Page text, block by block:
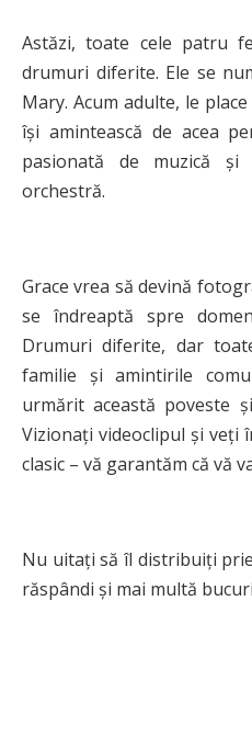
Astăzi, toate cele patru
drumuri diferite. Ele se
Mary. Acum adulte, le
își amintească de acea
pasionată de muzică
orchestră.
Grace vrea să devină
se îndreaptă spre
Drumuri diferite, dar
familie și amintirile
urmărit această poveste
Vizionați videoclipul și veți
clasic – vă garantăm că vă
Nu uitați să îl distribuiți
răspândi și mai multă